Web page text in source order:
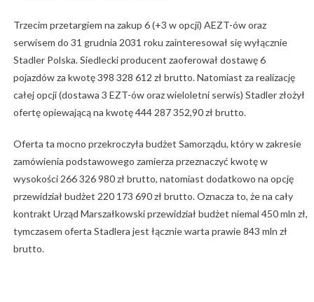
Trzecim przetargiem na zakup 6 (+3 w opcji) AEZT-ów oraz
serwisem do 31 grudnia 2031 roku zainteresował się wyłącznie
Stadler Polska. Siedlecki producent zaoferował dostawę 6
pojazdów za kwotę 398 328 612 zł brutto. Natomiast za realizację
całej opcji (dostawa 3 EZT-ów oraz wieloletni serwis) Stadler złożył
ofertę opiewającą na kwotę 444 287 352,90 zł brutto.
Oferta ta mocno przekroczyła budżet Samorządu, który w zakresie
zamówienia podstawowego zamierza przeznaczyć kwotę w
wysokości 266 326 980 zł brutto, natomiast dodatkowo na opcję
przewidział budżet 220 173 690 zł brutto. Oznacza to, że na cały
kontrakt Urząd Marszałkowski przewidział budżet niemal 450 mln zł,
tymczasem oferta Stadlera jest łącznie warta prawie 843 mln zł
brutto.